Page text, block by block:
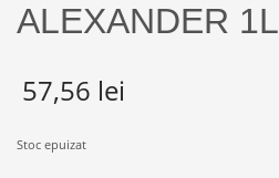
ALEXANDER 1L
57,56 lei
Stoc epuizat